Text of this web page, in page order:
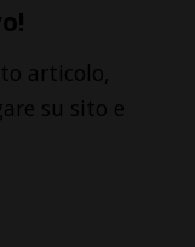
articolo,
su sito e